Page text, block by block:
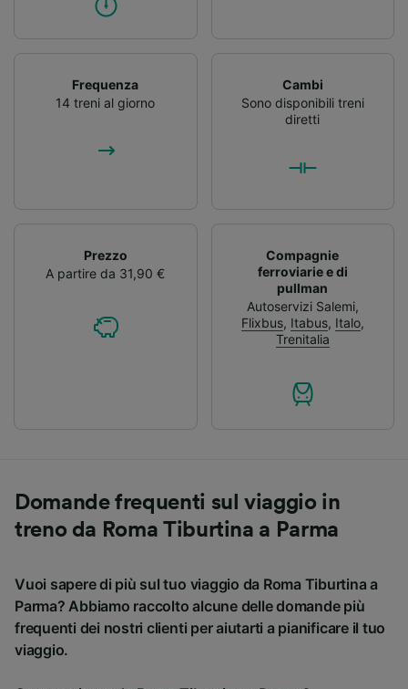
Frequenza
14 treni al giorno
Cambi
Sono disponibili treni
diretti
Prezzo
A partire da 31,90 €
Compagnie
ferroviarie e di
pullman
Autoservizi Salemi,
Flixbus, Itabus, Italo,
Trenitalia
Domande frequenti sul viaggio in
treno da Roma Tiburtina a Parma
Vuoi sapere di più sul tuo viaggio da Roma Tiburtina a
Parma? Abbiamo raccolto alcune delle domande più
frequenti dei nostri clienti per aiutarti a pianificare il tuo
viaggio.